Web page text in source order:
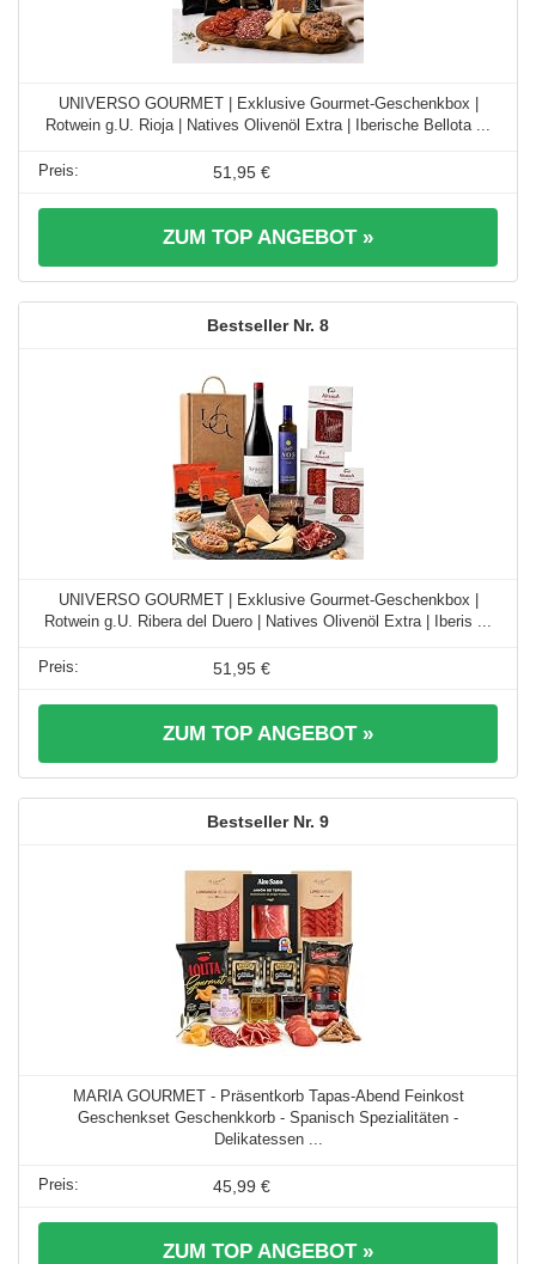
UNIVERSO GOURMET | Exklusive Gourmet-Geschenkbox |
Rotwein g.U. Rioja | Natives Olivenöl Extra | Iberische Bellota ...
51,95 €
ZUM TOP ANGEBOT »
8
UNIVERSO GOURMET | Exklusive Gourmet-Geschenkbox |
Rotwein g.U. Ribera del Duero | Natives Olivenöl Extra | Iberis ...
51,95 €
ZUM TOP ANGEBOT »
9
MARIA GOURMET - Präsentkorb Tapas-Abend Feinkost
Geschenkset Geschenkkorb - Spanisch Spezialitäten -
Delikatessen ...
45,99 €
ZUM TOP ANGEBOT »